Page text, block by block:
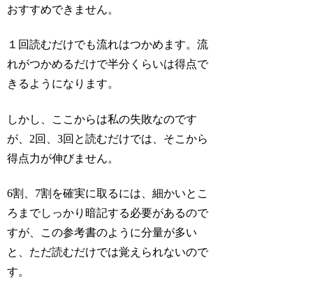
おすすめできません。
１回読むだけでも流れはつかめます。流
れがつかめるだけで半分くらいは得点で
きるようになります。
しかし、ここからは私の失敗なのです
が、2回、3回と読むだけでは、そこから
得点力が伸びません。
6割、7割を確実に取るには、細かいとこ
ろまでしっかり暗記する必要があるので
すが、この参考書のように分量が多い
と、ただ読むだけでは覚えられないので
す。